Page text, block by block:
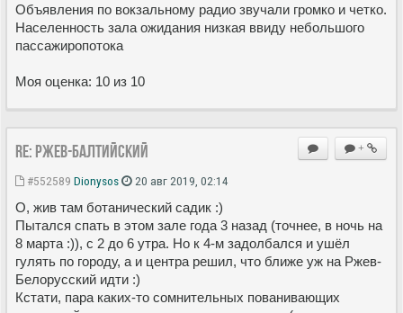
Объявления по вокзальному радио звучали громко и четко.
Населенность зала ожидания низкая ввиду небольшого
пассажиропотока
Моя оценка: 10 из 10
+
Re: Ржев-Балтийский
#552589 Dionysos 20 авг 2019, 02:14
О, жив там ботанический садик :)
Пытался спать в этом зале года 3 назад (точнее, в ночь на
8 марта :)), с 2 до 6 утра. Но к 4-м задолбался и ушёл
гулять по городу, а и центра решил, что ближе уж на Ржев-
Белорусский идти :)
Кстати, пара каких-то сомнительных пованивающих